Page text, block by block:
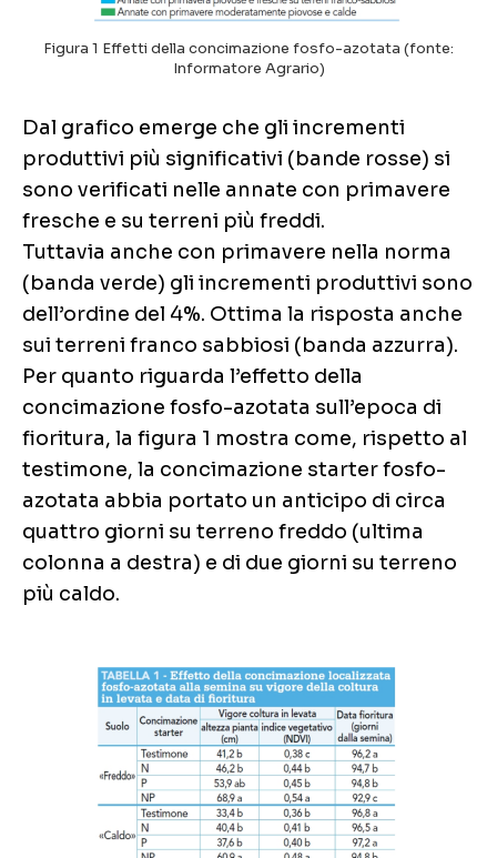
Figura 1 Effetti della concimazione fosfo-azotata (fonte:
Informatore Agrario)
Dal grafico emerge che gli incrementi
produttivi più significativi (bande rosse) si
sono verificati nelle annate con primavere
fresche e su terreni più freddi.
Tuttavia anche con primavere nella norma
(banda verde) gli incrementi produttivi sono
dell’ordine del 4%. Ottima la risposta anche
sui terreni franco sabbiosi (banda azzurra).
Per quanto riguarda l’effetto della
concimazione fosfo-azotata sull’epoca di
fioritura, la figura 1 mostra come, rispetto al
testimone, la concimazione starter fosfo-
azotata abbia portato un anticipo di circa
quattro giorni su terreno freddo (ultima
colonna a destra) e di due giorni su terreno
più caldo.